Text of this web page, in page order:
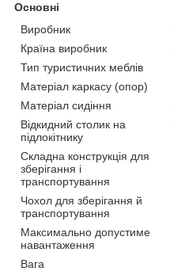
Основні
Виробник
Країна виробник
Тип туристичних меблів
Матеріал каркасу (опор)
Матеріал сидіння
Відкидний столик на
підлокітнику
Складна конструкція для
зберігання і
транспортування
Чохол для зберігання й
транспортування
Максимально допустиме
навантаження
Вага